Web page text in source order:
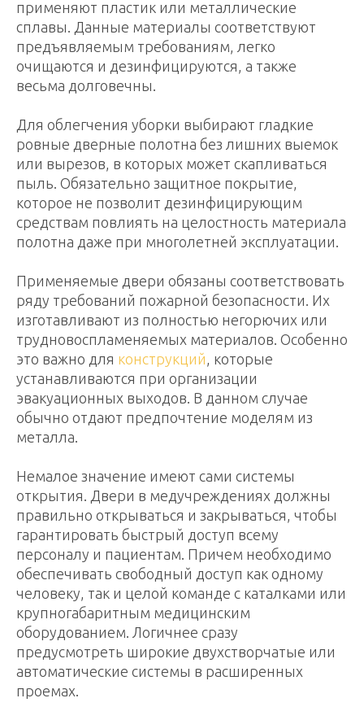
применяют пластик или металлические
сплавы. Данные материалы соответствуют
предъявляемым требованиям, легко
очищаются и дезинфицируются, а также
весьма долговечны.
Для облегчения уборки выбирают гладкие
ровные дверные полотна без лишних выемок
или вырезов, в которых может скапливаться
пыль. Обязательно защитное покрытие,
которое не позволит дезинфицирующим
средствам повлиять на целостность материала
полотна даже при многолетней эксплуатации.
Применяемые двери обязаны соответствовать
ряду требований пожарной безопасности. Их
изготавливают из полностью негорючих или
трудновоспламеняемых материалов. Особенно
это важно для конструкций, которые
устанавливаются при организации
эвакуационных выходов. В данном случае
обычно отдают предпочтение моделям из
металла.
Немалое значение имеют сами системы
открытия. Двери в медучреждениях должны
правильно открываться и закрываться, чтобы
гарантировать быстрый доступ всему
персоналу и пациентам. Причем необходимо
обеспечивать свободный доступ как одному
человеку, так и целой команде с каталками или
крупногабаритным медицинским
оборудованием. Логичнее сразу
предусмотреть широкие двухстворчатые или
автоматические системы в расширенных
проемах.